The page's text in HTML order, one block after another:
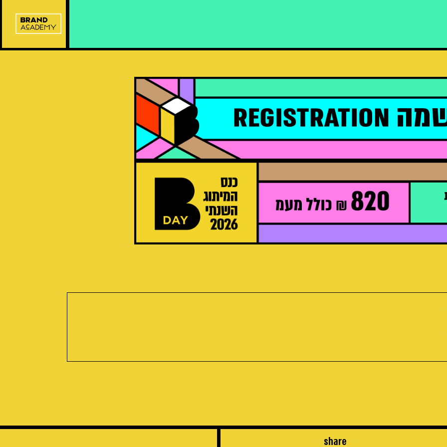
share